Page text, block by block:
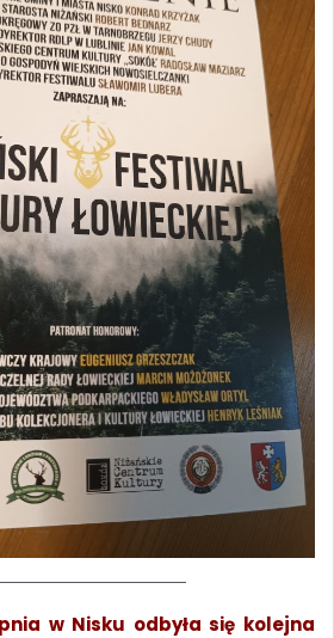
w Nisku odbyła się kolejna